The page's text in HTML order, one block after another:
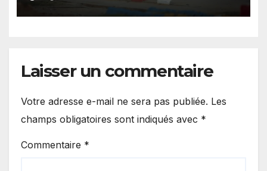
Laisser un commentaire
Votre adresse e-mail ne sera pas publiée. Les
champs obligatoires sont indiqués avec *
Commentaire *